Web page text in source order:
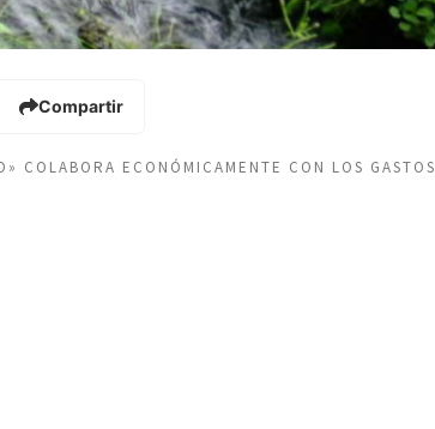
Compartir
COLABORA ECONÓMICAMENTE CON LOS GASTOS